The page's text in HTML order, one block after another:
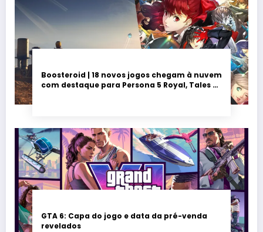
Boosteroid | 18 novos jogos chegam à nuvem
com destaque para Persona 5 Royal, Tales of
GTA 6: Capa do jogo e data da pré-venda
revelados